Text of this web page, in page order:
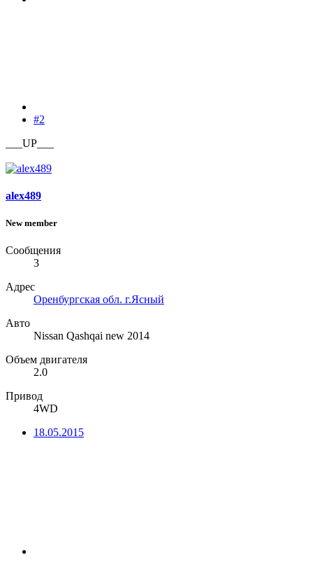
#2
___UP___
alex489
New member
Сообщения
3
Адрес
Оренбургская обл. г.Ясный
Авто
Nissan Qashqai new 2014
Объем двигателя
2.0
Привод
4WD
18.05.2015